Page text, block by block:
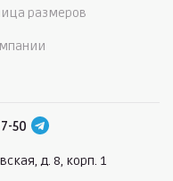
размеров
50
д. 8, корп. 1